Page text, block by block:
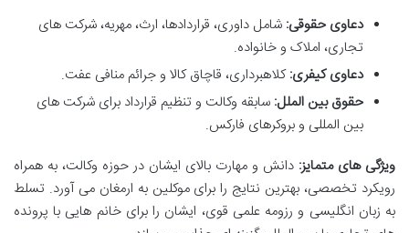
دعاوی حقوقی: شامل داوری، قراردادها، ارث، مهریه، شرکت های
تجاری، املاک و خانواده.
دعاوی کیفری:کلاهبرداری، قاچاق کالا و جرائم منافی عفت.
حقوق بین الملل: سابقه وکالت و تنظیم قرارداد برای شرکت های
بین المللی و بروکرهای فارکس.
ویژگی های متمایز: دانش و مهارت بالای ایشان در حوزه وکالت، به همراه
رویکرد تخصصی، بهترین نتایج را برای موکلین به ارمغان می آورد. تسلط
به زبان انگلیسی و رزومه علمی قوی، ایشان را برای خانم هایی با پرونده